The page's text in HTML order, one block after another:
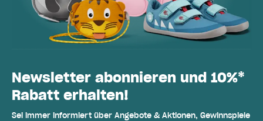
Newsletter abonnieren und 10%*
Rabatt erhalten!
Sei immer informiert über Angebote & Aktionen, Gewinnspiele